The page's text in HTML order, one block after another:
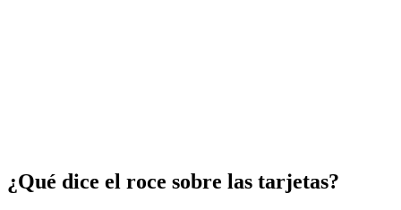
¿Qué dice el roce sobre las tarjetas?